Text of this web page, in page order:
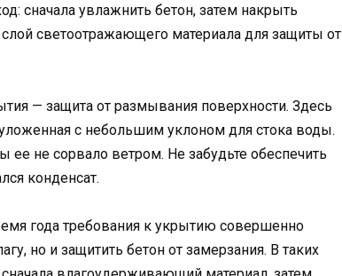
сначала увлажнить бетон, затем накрыть
светоотражающего материала для защиты от
— защита от размывания поверхности. Здесь
с небольшим уклоном для стока воды.
не сорвало ветром. Не забудьте обеспечить
конденсат.
года требования к укрытию совершенно
но и защитить бетон от замерзания. В таких